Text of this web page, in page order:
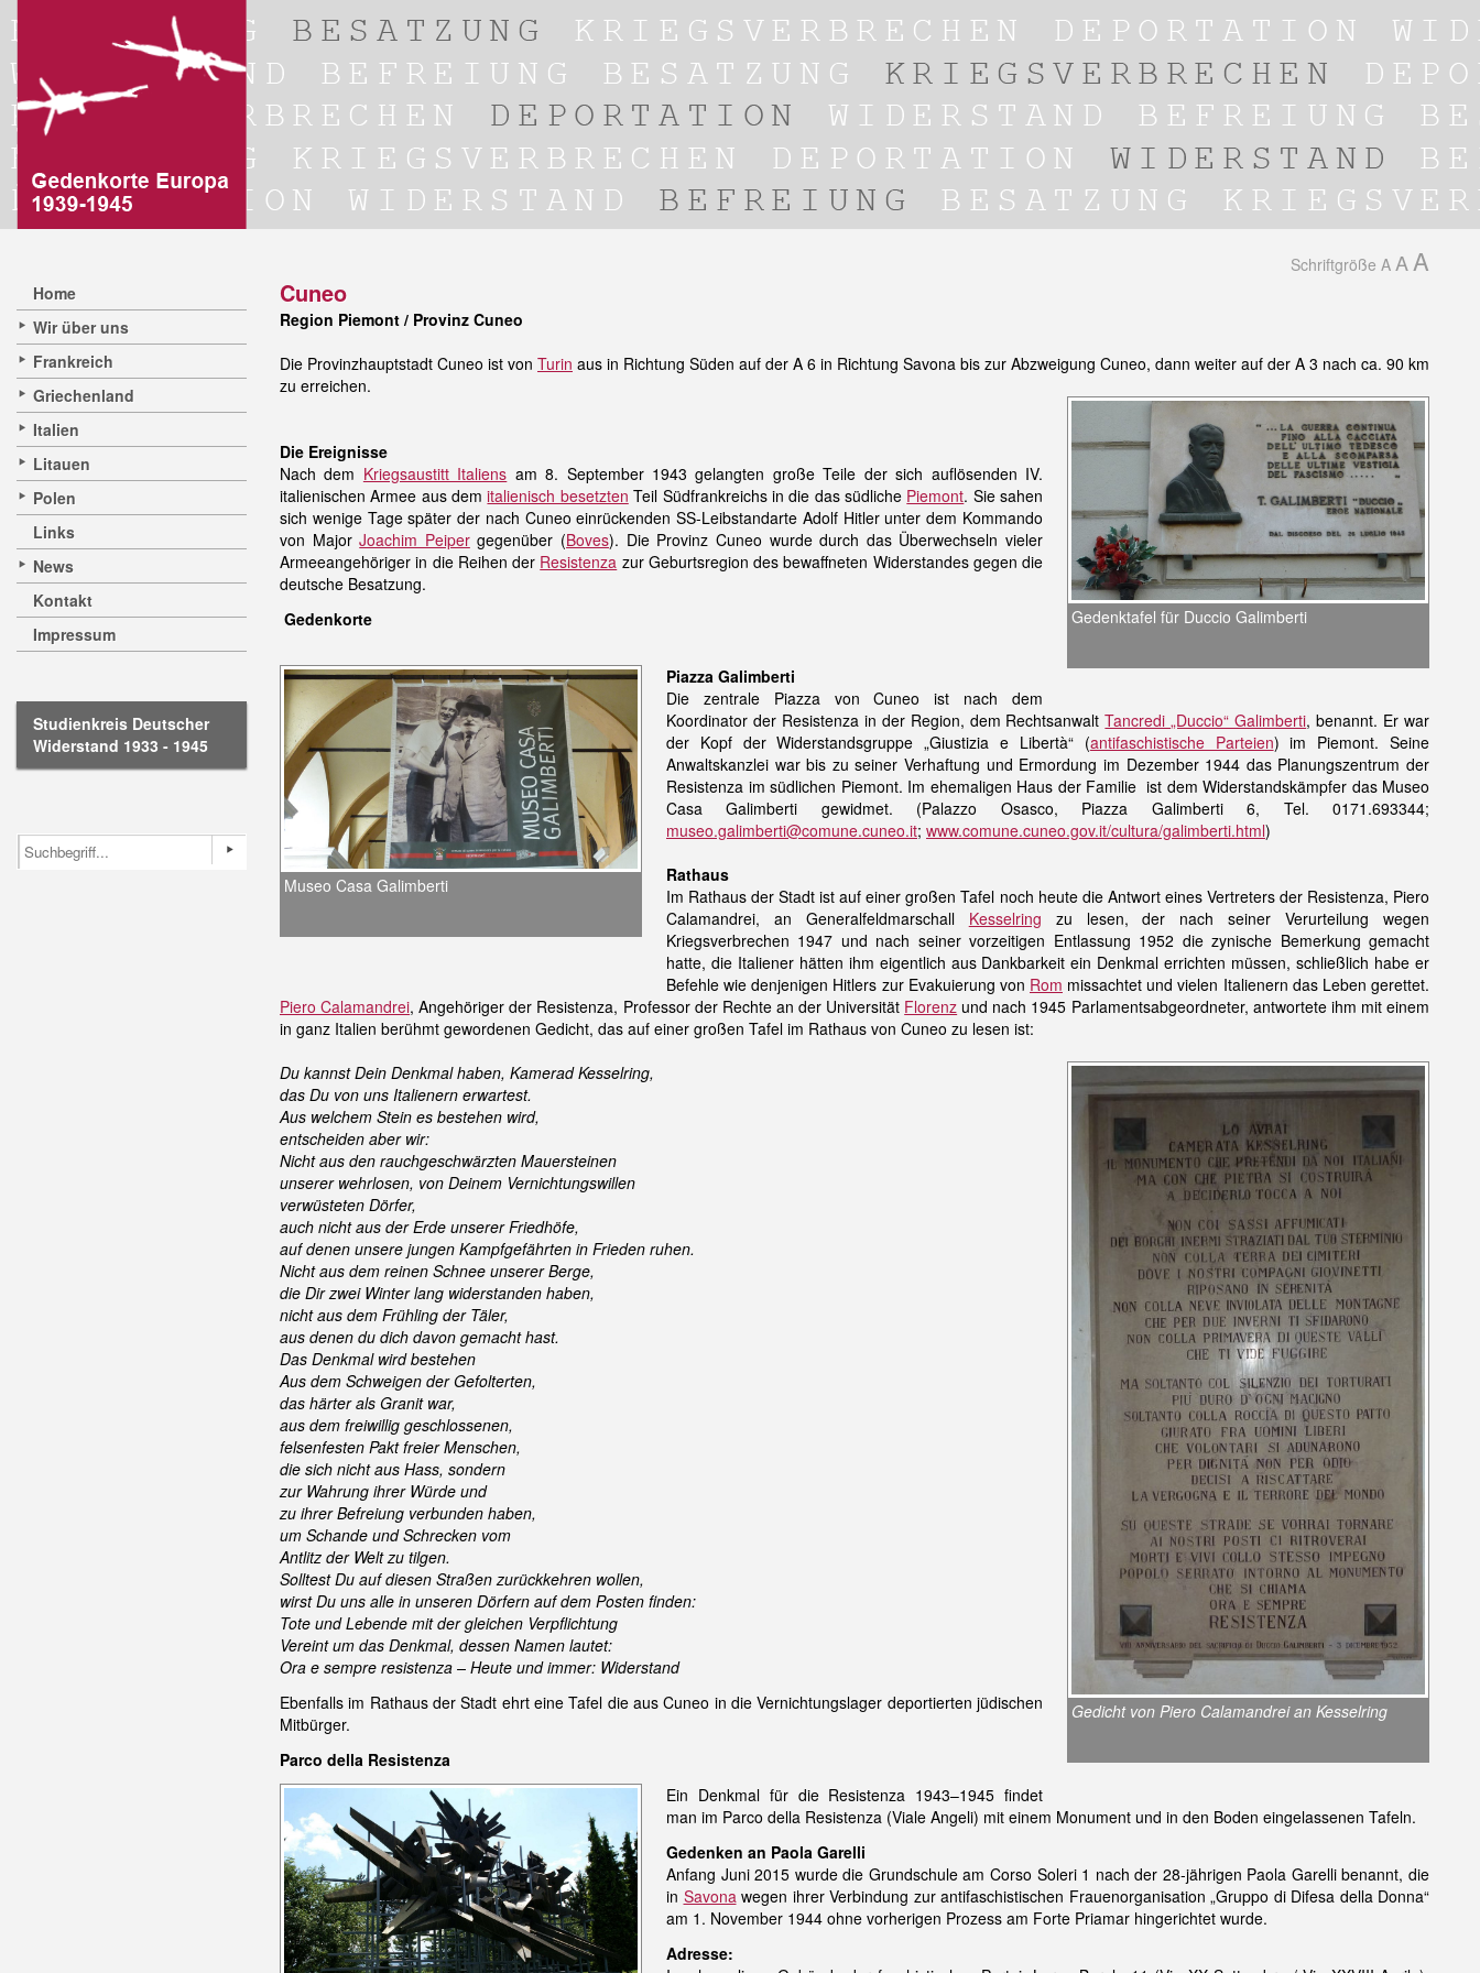
Home
Wir über uns
Frankreich
Griechenland
Italien
Litauen
Polen
Links
News
Kontakt
Impressum
Studienkreis Deutscher
Widerstand 1933 - 1945
Schriftgröße A A A
Cuneo
Region Piemont / Provinz Cuneo
Die Provinzhauptstadt Cuneo ist von Turin aus in Richtung Süden auf der A 6 in Richtung Savona bis zur Abzweigung Cuneo, dann weiter auf der A 3 nach ca. 90 km
zu erreichen.
Gedenktafel für Duccio Galimberti
Die Ereignisse
Nach dem Kriegsaustitt Italiens am 8. September 1943 gelangten große Teile der sich auflösenden IV.
italienischen Armee aus demitalienisch besetzten Teil Südfrankreichsin die das südliche Piemont. Sie sahen
sich wenige Tage später der nach Cuneo einrückenden SS-Leibstandarte Adolf Hitler unter dem Kommando
von MajorJoachim Peipergegenüber (Boves). Die Provinz Cuneo wurde durch das Überwechseln vieler
Armeeangehöriger in die Reihen der Resistenza zur Geburtsregion des bewaffneten Widerstandes gegen die
deutsche Besatzung.
Gedenkorte
Museo Casa Galimberti
Piazza Galimberti
Die zentrale Piazza von Cuneo ist nach dem
Koordinator der Resistenza in der Region, dem RechtsanwaltTancredi „Duccio“ Galimberti, benannt. Er war
der Kopf der Widerstandsgruppe „Giustizia e Libertà“ (antifaschistische Parteien) im Piemont. Seine
Anwaltskanzlei war bis zu seiner Verhaftung und Ermordung im Dezember 1944 das Planungszentrum der
Resistenza im südlichen Piemont. Im ehemaligen Haus der Familie ist dem Widerstandskämpfer das Museo
Casa Galimberti gewidmet. (Palazzo Osasco, Piazza Galimberti 6, Tel. 0171.693344;
museo.galimberti@comune.cuneo.it; www.comune.cuneo.gov.it/cultura/galimberti.html)
Rathaus
Im Rathaus der Stadt ist auf einer großen Tafel noch heute die Antwort eines Vertreters der Resistenza, Piero
Calamandrei, an Generalfeldmarschall Kesselring zu lesen, der nach seiner Verurteilung wegen
Kriegsverbrechen 1947 und nach seiner vorzeitigen Entlassung 1952 die zynische Bemerkung gemacht
hatte, die Italiener hätten ihm eigentlich aus Dankbarkeit ein Denkmal errichten müssen, schließlich habe er
Befehle wie denjenigen Hitlers zur Evakuierung von Rom missachtet und vielen Italienern das Leben gerettet.
Piero Calamandrei, Angehöriger der Resistenza, Professor der Rechte an der Universität Florenz und nach 1945 Parlamentsabgeordneter, antwortete ihm mit einem
in ganz Italien berühmt gewordenen Gedicht, das auf einer großen Tafel im Rathaus von Cuneo zu lesen ist:
Gedicht von Piero Calamandrei an Kesselring
Du kannst Dein Denkmal haben, Kamerad Kesselring,
das Du von uns Italienern erwartest.
Aus welchem Stein es bestehen wird,
entscheiden aber wir:
Nicht aus den rauchgeschwärzten Mauersteinen
unserer wehrlosen, von Deinem Vernichtungswillen
verwüsteten Dörfer,
auch nicht aus der Erde unserer Friedhöfe,
auf denen unsere jungen Kampfgefährten in Frieden ruhen.
Nicht aus dem reinen Schnee unserer Berge,
die Dir zwei Winter lang widerstanden haben,
nicht aus dem Frühling der Täler,
aus denen du dich davon gemacht hast.
Das Denkmal wird bestehen
Aus dem Schweigen der Gefolterten,
das härter als Granit war,
aus dem freiwillig geschlossenen,
felsenfesten Pakt freier Menschen,
die sich nicht aus Hass, sondern
zur Wahrung ihrer Würde und
zu ihrer Befreiung verbunden haben,
um Schande und Schrecken vom
Antlitz der Welt zu tilgen.
Solltest Du auf diesen Straßen zurückkehren wollen,
wirst Du uns alle in unseren Dörfern auf dem Posten finden:
Tote und Lebende mit der gleichen Verpflichtung
Vereint um das Denkmal, dessen Namen lautet:
Ora e sempre resistenza – Heute und immer: Widerstand
Ebenfalls im Rathaus der Stadt ehrt eine Tafel die aus Cuneo in die Vernichtungslager deportierten jüdischen
Mitbürger.
Parco della Resistenza
Ein Denkmal für die Resistenza 1943–1945 findet
man im Parco della Resistenza (Viale Angeli) mit einem Monument und in den Boden eingelassenen Tafeln.
Gedenken an Paola Garelli
Anfang Juni 2015 wurde die Grundschule am Corso Soleri 1 nach der 28-jährigen Paola Garelli benannt, die
in Savonawegen ihrer Verbindung zur antifaschistischen Frauenorganisation „Gruppo di Difesa della Donna“
am 1. November 1944 ohne vorherigen Prozess am Forte Priamar hingerichtet wurde.
Adresse: